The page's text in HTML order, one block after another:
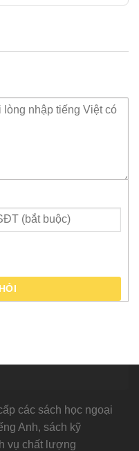
các sách học ngoại
Anh, sách kỹ
vụ chất lượng